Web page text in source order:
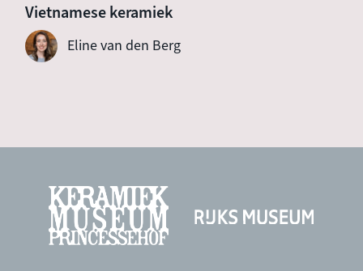
Vietnamese keramiek
Eline van den Berg